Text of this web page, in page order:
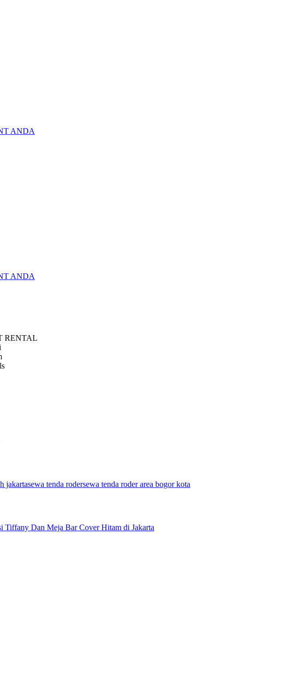
RENTAL
jakartasewa tenda rodersewa tenda roder area bogor kota
Tiffany Dan Meja Bar Cover Hitam di Jakarta